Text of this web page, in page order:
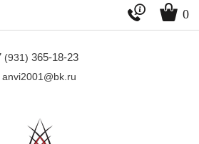
(931) 365-18-23
anvi2001@bk.ru
  0